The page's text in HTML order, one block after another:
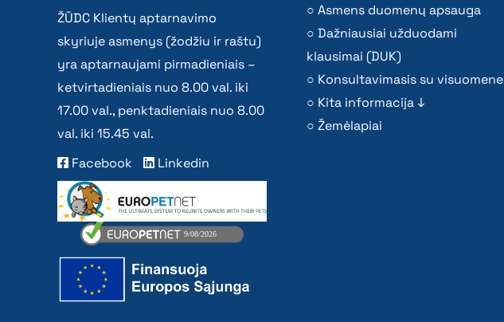
ŽŪDC Klientų aptarnavimo
skyriuje asmenys (žodžiu ir raštu)
yra aptarnaujami pirmadieniais –
ketvirtadieniais nuo 8.00 val. iki
17.00 val., penktadieniais nuo 8.00
val. iki 15.45 val.
Facebook
Linkedin
Asmens duomenų apsauga
Dažniausiai užduodami
klausimai (DUK)
Konsultavimasis su visuomene
Kita informacija ↓
Žemėlapiai